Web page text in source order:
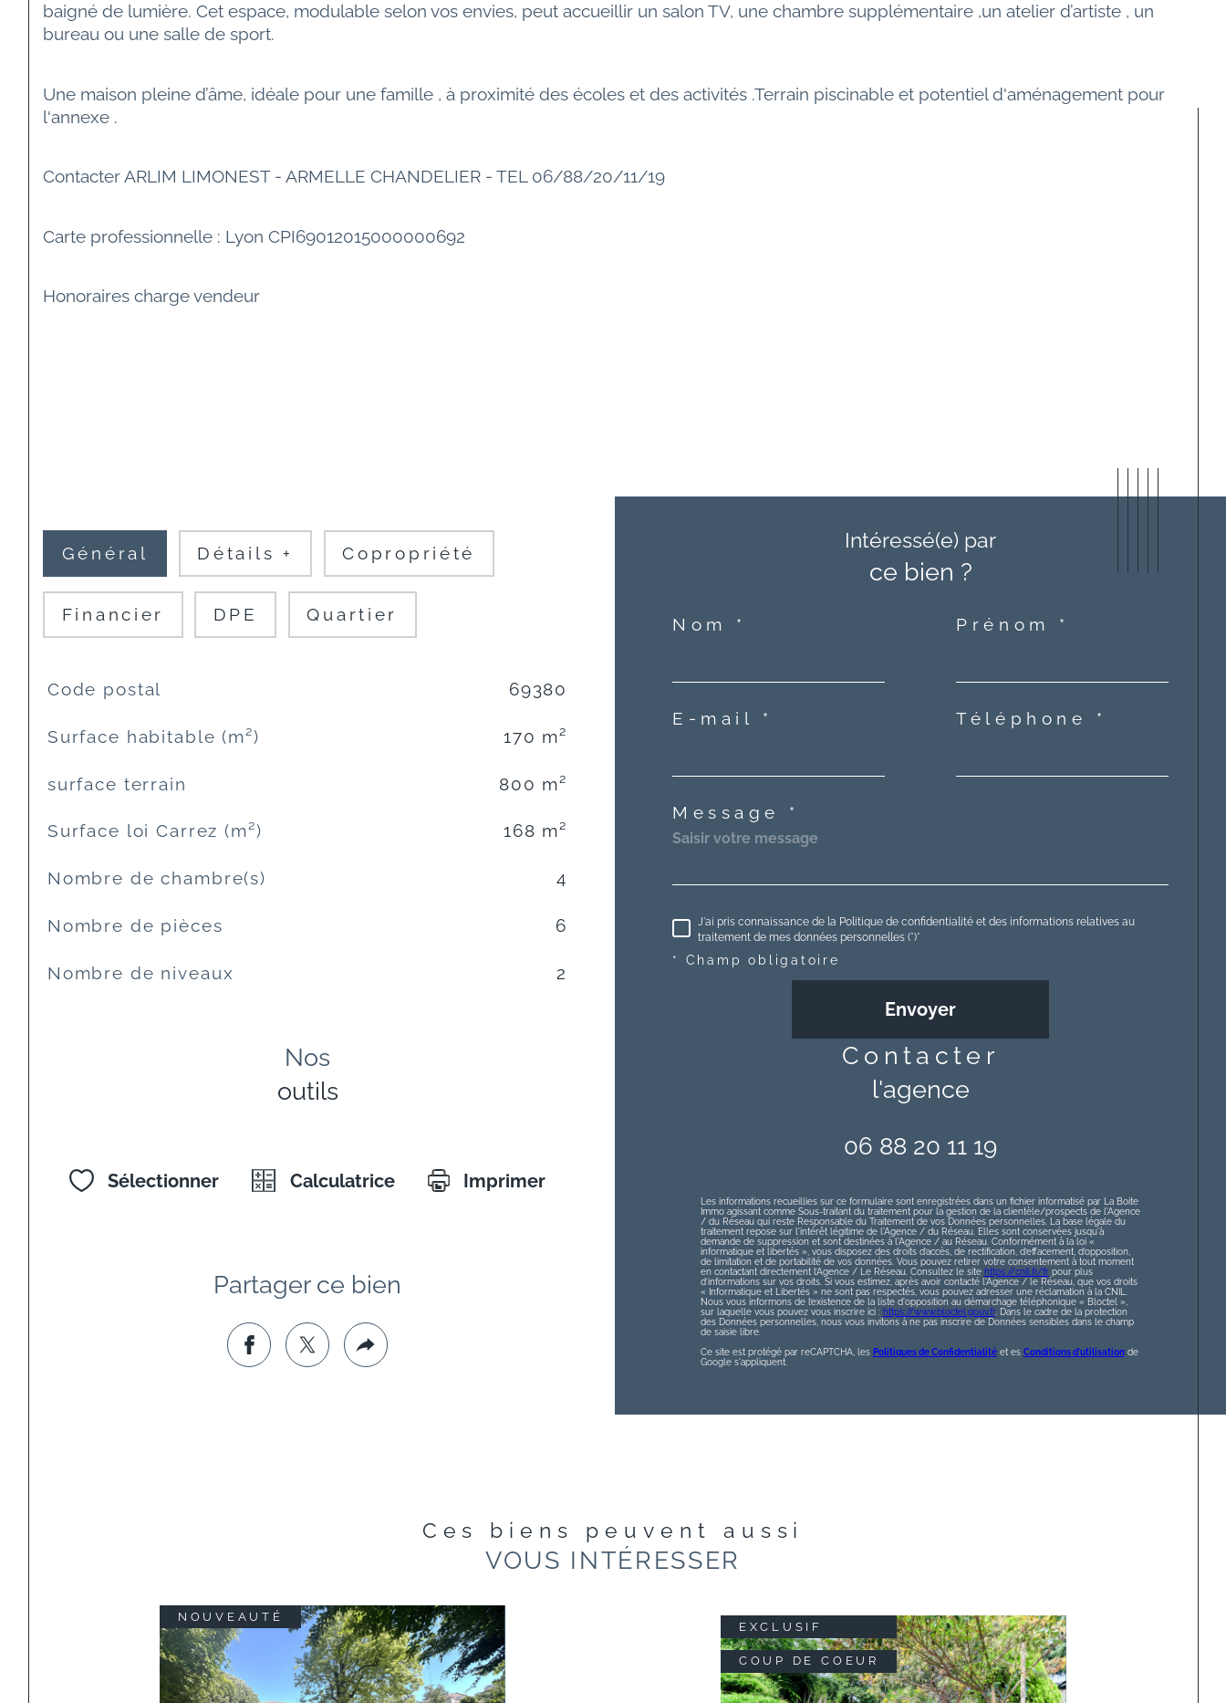
baigné de lumière. Cet espace, modulable selon vos envies, peut accueillir un salon TV, une chambre supplémentaire ,un atelier d’artiste , un
bureau ou une salle de sport.
Une maison pleine d’âme, idéale pour une famille , à proximité des écoles et des activités .Terrain piscinable et potentiel d'aménagement pour
l'annexe .
Contacter ARLIM LIMONEST - ARMELLE CHANDELIER - TEL 06/88/20/11/19
Carte professionnelle : Lyon CPI69012015000000692
Honoraires charge vendeur
Général Détails + Copropriété
Financier DPE Quartier
TRAD_SIROCCO_Caracteristique
Code postal 69380
Surface habitable (m²) 170 m²
surface terrain 800 m²
Surface loi Carrez (m²) 168 m²
Nombre de chambre(s) 4
Nombre de pièces 6
Nombre de niveaux 2
Nos
outils
Sélectionner Calculatrice Imprimer
Partager ce bien
Intéressé(e) par
ce bien ?
Nom * Prénom *
E-mail * Téléphone *
Message *
J'ai pris connaissance de la Politique de confidentialité et des informations relatives au
traitement de mes données personnelles (*)*
* Champ obligatoire
Envoyer
contacter
l'agence
06 88 20 11 19
Les informations recueillies sur ce formulaire sont enregistrées dans un fichier informatisé par La Boite
Immo agissant comme Sous-traitant du traitement pour la gestion de la clientèle/prospects de l'Agence
/ du Réseau qui reste Responsable du Traitement de vos Données personnelles. La base légale du
traitement repose sur l'intérêt légitime de l'Agence / du Réseau. Elles sont conservées jusqu'à
demande de suppression et sont destinées à l'Agence / au Réseau. Conformément à la loi «
informatique et libertés », vous disposez des droits d’accès, de rectification, d’effacement, d’opposition,
de limitation et de portabilité de vos données. Vous pouvez retirer votre consentement à tout moment
en contactant directement l’Agence / Le Réseau. Consultez le site https://cnil.fr/frpour plus
d’informations sur vos droits. Si vous estimez, après avoir contacté l'Agence / le Réseau, que vos droits
« Informatique et Libertés » ne sont pas respectés, vous pouvez adresser une réclamation à la CNIL.
Nous vous informons de l’existence de la liste d'opposition au démarchage téléphonique « Bloctel »,
sur laquelle vous pouvez vous inscrire ici : https://www.bloctel.gouv.fr. Dans le cadre de la protection
des Données personnelles, nous vous invitons à ne pas inscrire de Données sensibles dans le champ
de saisie libre.
Ce site est protégé par reCAPTCHA, les Politiques de Confidentialitéet es Conditions d'utilisationde
Google s'appliquent.
Ces biens peuvent aussi
VOUS INTÉRESSER
NOUVEAUTÉ
EXCLUSIF
COUP DE COEUR